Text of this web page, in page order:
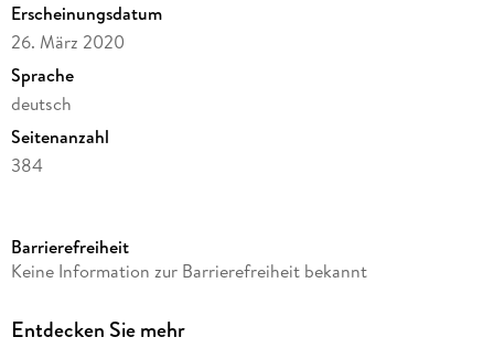
Erscheinungsdatum
26. März 2020
Sprache
deutsch
Seitenanzahl
384
Reihe
Autor/Autorin
Barrierefreiheit
Keine Information zur Barrierefreiheit bekannt
Entdecken Sie mehr